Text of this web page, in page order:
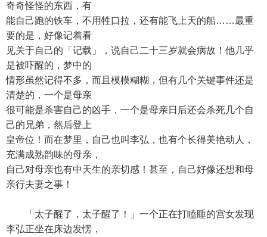
奇奇怪怪的东西，有
能自己跑的铁车，不用牲口拉，还有能飞上天的船……最重
要的是，好像记着看
见关于自己的「记载」，说自己二十三岁就会病故！他几乎
是被吓醒的，梦中的
情形虽然记得不多，而且模模糊糊，但有几个关键事件还是
清楚的，一个是母亲
很可能是杀害自己的凶手，一个是母亲日后还会杀死几个自
己的兄弟，然后登上
皇帝位！而在梦里，自己也叫李弘，也有个长得美艳动人，
充满成熟韵味的母亲，
自己对母亲也有中天生的亲切感！甚至，自己好像还想和母
亲行夫妻之事！
「太子醒了，太子醒了！」一个正在打瞌睡的宫女发现
李弘正坐在床边发愣，